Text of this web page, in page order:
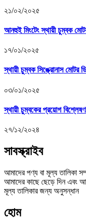
২১/০২/২০২৫
আনহুই মিংটেং স্থায়ী চুম্বক
১৭/০১/২০২৫
স্থায়ী চুম্বক সিঙ্ক্রোনাস মোটর
০৩/০১/২০২৫
স্থায়ী চুম্বকের প্রয়োগ
২৭/১২/২০২৪
সাবস্ক্রাইব
আমাদের পণ্য বা মূল্য তালিকা
আমাদের কাছে ছেড়ে দিন এবং
মূল্য তালিকার জন্য অনুসন্ধান
হোম